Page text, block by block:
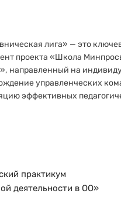
лига» — это
проекта «Школа
направленный на
управленческих
эффективных
практикум
деятельности в ОО»